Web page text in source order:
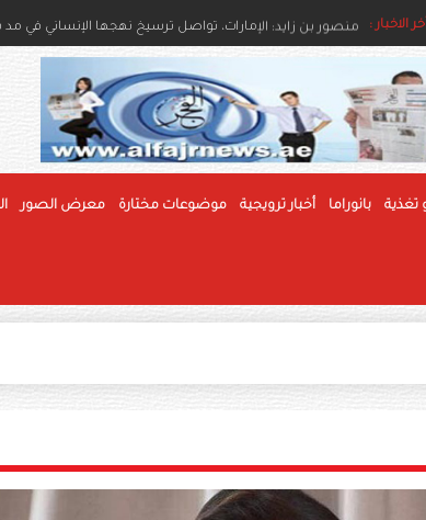
الاخبار : هزاع بن زايد: توفير المساكن الملائمة للمواطنين في العين
بانوراما أخبار ترويجية موضوعات مختارة معرض الصور